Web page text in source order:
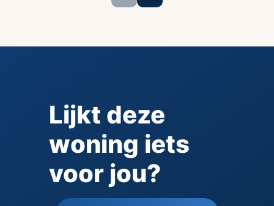
Lijkt deze
woning iets
voor jou?